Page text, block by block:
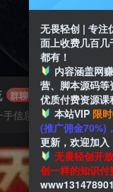
群聊
手信息差
无畏轻创 | 专注
面上收费几百
都有！
内容涵盖网
营、脚本源码
优质付费资源课
本站VIP 限
(推广佣金70%)，
更新，欢迎加入
无畏轻创开
创一样的知识付
www131478901